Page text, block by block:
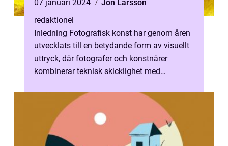
07 januari 2024
Jon Larsson
redaktionel
Inledning Fotografisk konst har genom åren
utvecklats till en betydande form av visuellt
uttryck, där fotografer och konstnärer
kombinerar teknisk skicklighet med